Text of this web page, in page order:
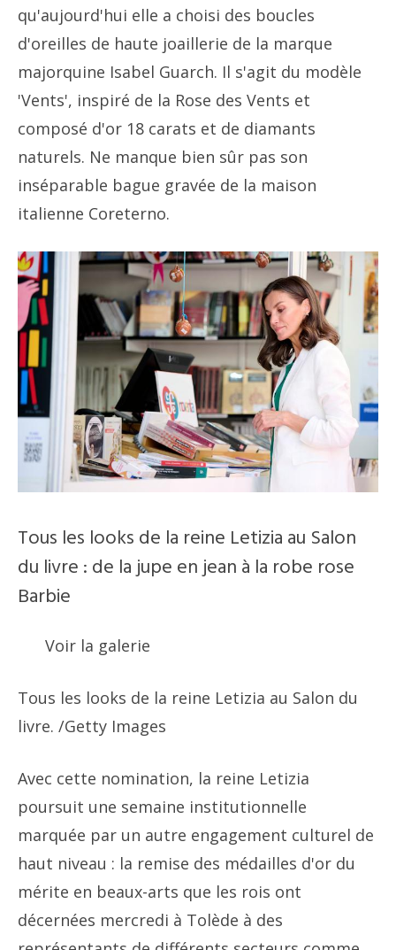
qu'aujourd'hui elle a choisi des boucles
d'oreilles de haute joaillerie de la marque
majorquine Isabel Guarch. Il s'agit du modèle
'Vents', inspiré de la Rose des Vents et
composé d'or 18 carats et de diamants
naturels. Ne manque bien sûr pas son
inséparable bague gravée de la maison
italienne Coreterno.
Tous les looks de la reine Letizia au Salon
du livre : de la jupe en jean à la robe rose
Barbie
Voir la galerie
Tous les looks de la reine Letizia au Salon du
livre. /Getty Images
Avec cette nomination, la reine Letizia
poursuit une semaine institutionnelle
marquée par un autre engagement culturel de
haut niveau : la remise des médailles d'or du
mérite en beaux-arts que les rois ont
décernées mercredi à Tolède à des